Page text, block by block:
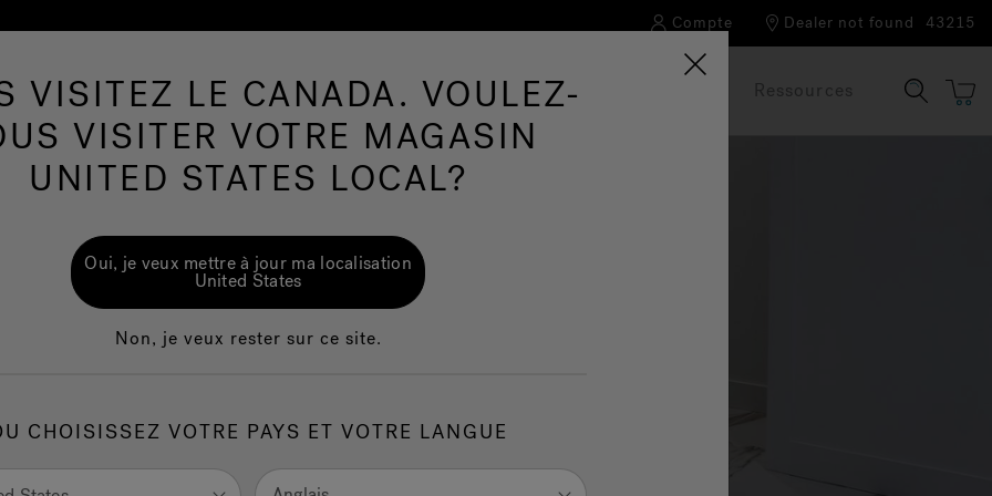
Compte Dealer not found 43215
de nage Plus de Produits Infrarouge Notre marque Ressources
VISITEZ LE CANADA. VOULEZ-
VISITER VOTRE MAGASIN
UNITED STATES LOCAL?
Oui, je veux mettre à jour ma localisation
United States
Non, je veux rester sur ce site.
CHOISISSEZ VOTRE PAYS ET VOTRE LANGUE